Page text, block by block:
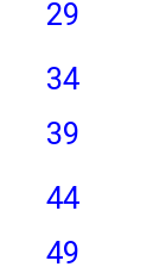
29
34
39
44
49